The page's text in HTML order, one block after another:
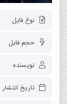
نوع فایل
حجم فایل
نویسنده
تاریخ انتشار